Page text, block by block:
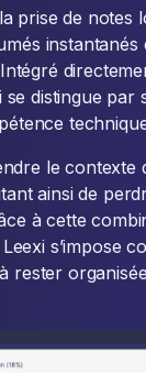
prise de notes
instantanés
distingue par
le contexte
ainsi de
à cette
s’impose
rester